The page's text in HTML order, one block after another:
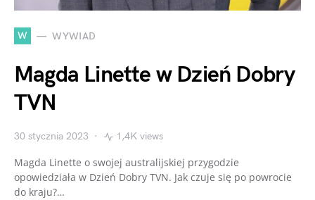
W WYWIAD
Magda Linette w Dzień Dobry
TVN
30 stycznia 2023 1,4K views
Magda Linette o swojej australijskiej przygodzie
opowiedziała w Dzień Dobry TVN. Jak czuje się po powrocie
do kraju?…